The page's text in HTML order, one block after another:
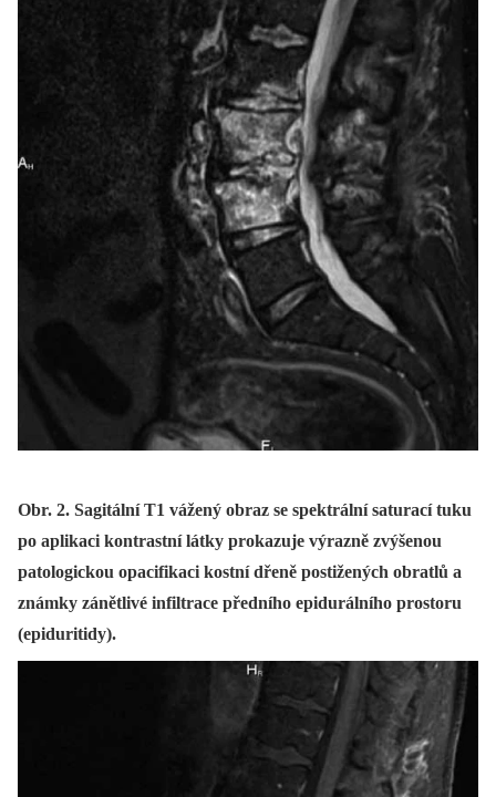
Obr. 2. Sagitální T1 vážený obraz se spektrální saturací tuku
po aplikaci kontrastní látky prokazuje výrazně zvýšenou
patologickou opacifikaci kostní dřeně postižených obratlů a
známky zánětlivé infiltrace předního epidurálního prostoru
(epiduritidy).